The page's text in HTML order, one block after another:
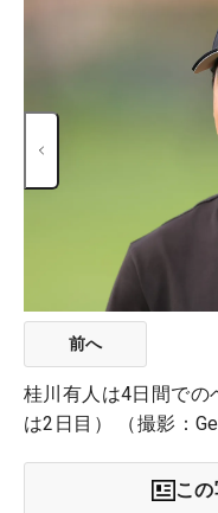
前へ
桂川有人は4日間での
は2日目） （撮影：
こ